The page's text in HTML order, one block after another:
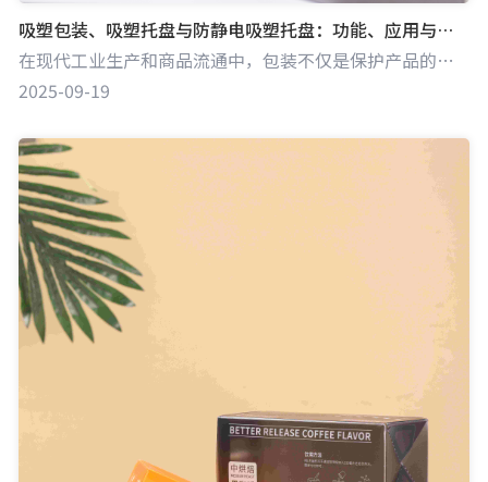
吸塑包装、吸塑托盘与防静电吸塑托盘：功能、应用与行业价值
在现代工业生产和商品流通中，包装不仅是保护产品的“外衣”，更是提升产品附加值和用户体验的重要环节。吸塑包装及相关产品（如吸塑托盘、防静电吸塑托盘）凭借其独特的性能和广泛的应用场景，逐渐成为电子、医疗、食品等领域的核心选择。本文将从材料特性、生产工艺、应用场景等方面深入解析这三类产品的特点与价值。
2025-09-19